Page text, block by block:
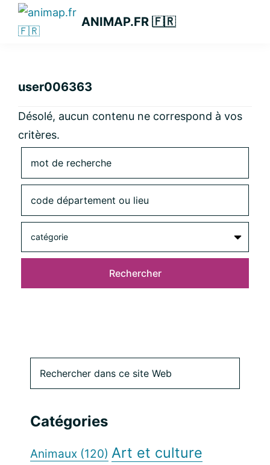
Passer
principale
Passer
Passer
latérale
ANIMAP.FR 🇫🇷
user006363
Désolé, aucun contenu ne correspond à vos
critères.
Barre
latérale
principale
dans
Web
Catégories
Animaux (120) Art et culture